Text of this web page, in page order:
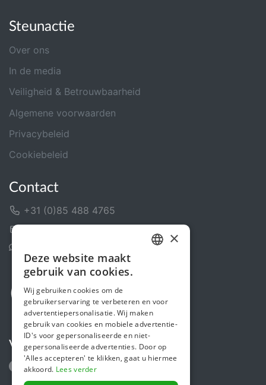
Steunactie
Over ons
In de media
Veiligheid & Betrouwbaarheid
Algemene voorwaarden
Privacybeleid
Cookiebeleid
Contact
+31 (0)85 488 4765
Volg ons
ENGLISH
×
Deze website maakt
gebruik van cookies.
Wij gebruiken cookies om de
gebruikerservaring te verbeteren en voor
advertentiepersonalisatie. Wij maken
gebruik van cookies en mobiele advertentie-
ID's voor gepersonaliseerde en niet-
gepersonaliseerde advertenties. Door op
'Alles accepteren' te klikken, gaat u hiermee
akkoord. Lees verder